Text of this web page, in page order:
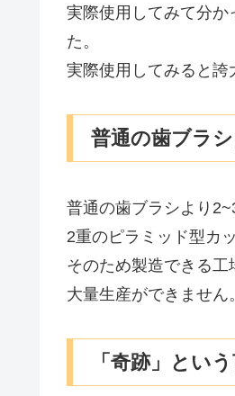
実際使用してみて分
た。
実際使用してみると
普通の歯ブラ
普通の歯ブラシより
2重のピラミッド型カ
そのため製造できる
大量生産ができませ
「奇跡」とい